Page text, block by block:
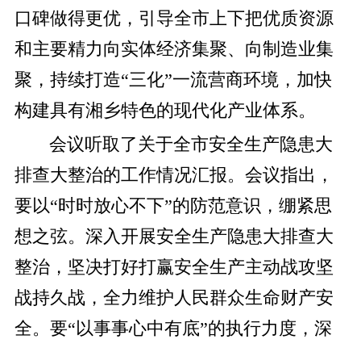
口碑做得更优，引导全市上下把优质资源
和主要精力向实体经济集聚、向制造业集
聚，持续打造“三化”一流营商环境，加快
构建具有湘乡特色的现代化产业体系。
会议听取了关于全市安全生产隐患大
排查大整治的工作情况汇报。会议指出，
要以“时时放心不下”的防范意识，绷紧思
想之弦。深入开展安全生产隐患大排查大
整治，坚决打好打赢安全生产主动战攻坚
战持久战，全力维护人民群众生命财产安
全。要“以事事心中有底”的执行力度，深